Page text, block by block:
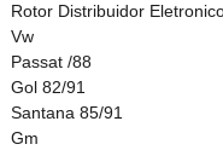
Rotor Distribuidor
Vw
Passat /88
Gol 82/91
Santana 85/91
Gm